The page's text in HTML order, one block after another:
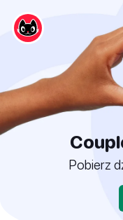
Pobierz